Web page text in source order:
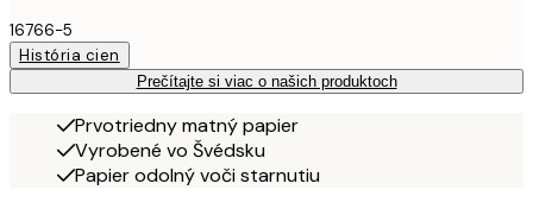
16766-5
História cien
Prečítajte si viac o našich produktoch
Prvotriedny matný papier
Vyrobené vo Švédsku
Papier odolný voči starnutiu